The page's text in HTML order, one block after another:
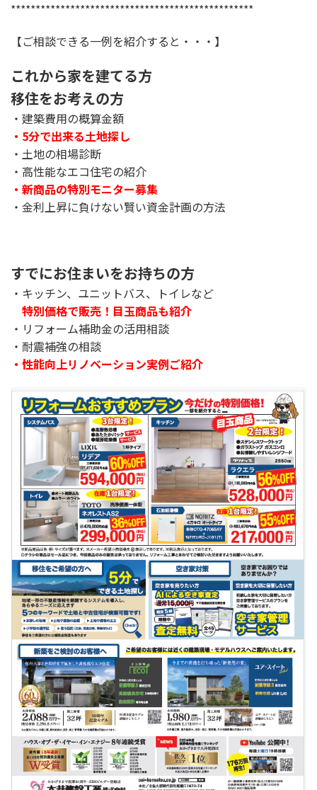
*************************************************
【ご相談できる一例を紹介すると・・・】
これから家を建てる方
移住をお考えの方
・建築費用の概算金額
・5分で出来る土地探し
・土地の相場診断
・高性能なエコ住宅の紹介
・新商品の特別モニター募集
・金利上昇に負けない賢い資金計画の方法
すでにお住まいをお持ちの方
・キッチン、ユニットバス、トイレなど
特別価格で販売！目玉商品も紹介
・リフォーム補助金の活用相談
・耐震補強の相談
・性能向上リノベーション実例ご紹介